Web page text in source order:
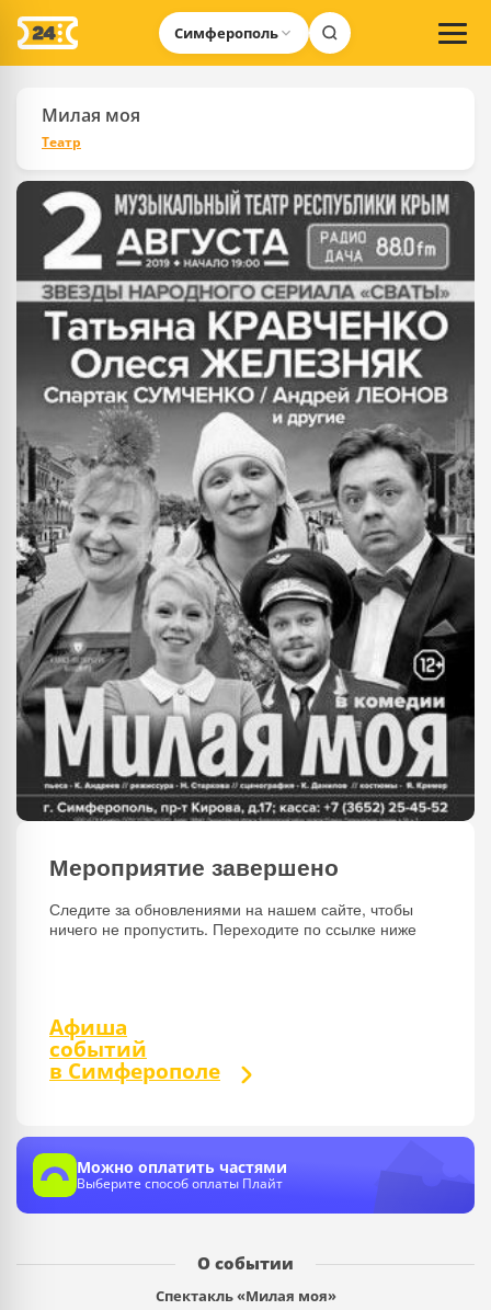
Симферополь
Милая моя
Театр
Мероприятие завершено
Следите за обновлениями на нашем сайте, чтобы
ничего не пропустить. Переходите по ссылке ниже
Афиша
событий
в Симферополе
Можно оплатить частями
Выберите способ оплаты Плайт
О событии
Спектакль «Милая моя»